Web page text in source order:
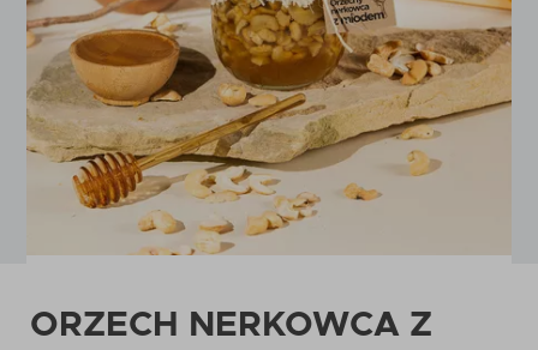
ORZECH NERKOWCA Z